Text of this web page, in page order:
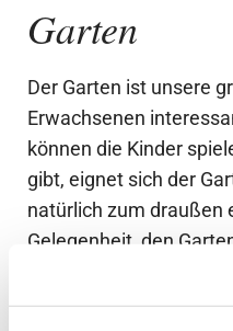
Garten
Der Garten ist unsere
Erwachsenen
können die Kinder
gibt, eignet sich der
natürlich zum draußen
Gelegenheit, den
zu schöpfen. Selbst
grau scheint, erstrahlt